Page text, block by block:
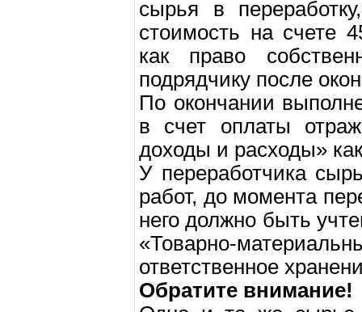
сырья в
стоимость на счете
как право
подрядчику после
По окончании
в счет оплаты
доходы и расходы»
У переработчика
работ, до момента
него должно быть
«Товарно-
ответственное
Обратите внимание!